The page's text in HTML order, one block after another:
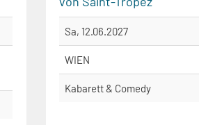
Sa, 12.06.2027
WIEN
Kabarett & Comedy